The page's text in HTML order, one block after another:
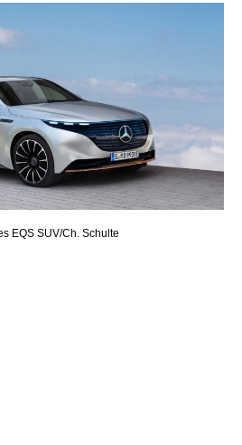
EQS SUV/Ch. Schulte